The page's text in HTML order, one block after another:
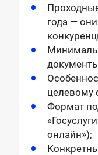
года —
целевому
Формат
онлайн»);